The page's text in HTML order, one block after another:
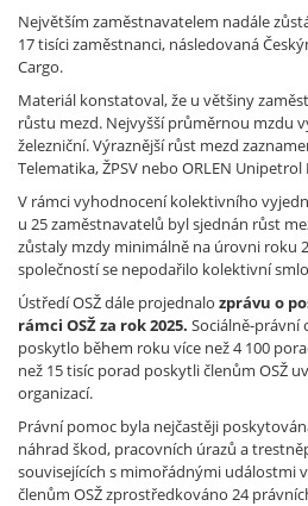
Největším zaměstnavatelem nadále
17 tisíci zaměstnanci, následovaná
Cargo.
Materiál konstatoval, že u většiny
růstu mezd. Nejvyšší průměrnou mzdu
železniční. Výraznější růst mezd
Telematika, ŽPSV nebo ORLEN Unipetrol
V rámci vyhodnocení kolektivního
u 25 zaměstnavatelů byl sjednán růst
zůstaly mzdy minimálně na úrovni roku
společností se nepodařilo kolektivní
Ústředí OSŽ dále projednalo zprávu o
rámci OSŽ za rok 2025. Sociálně-právní
poskytlo během roku více než 4 100
než 15 tisíc porad poskytli členům OSŽ
organizací.
Právní pomoc byla nejčastěji
náhrad škod, pracovních úrazů a
souvisejících s mimořádnými událostmi
členům OSŽ zprostředkováno 24